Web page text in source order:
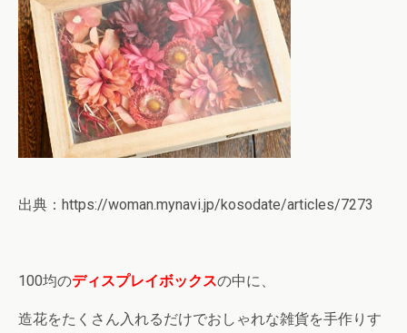
出典：https://woman.mynavi.jp/kosodate/articles/7273
100均のディスプレイボックスの中に、
造花をたくさん入れるだけでおしゃれな雑貨を手作りす